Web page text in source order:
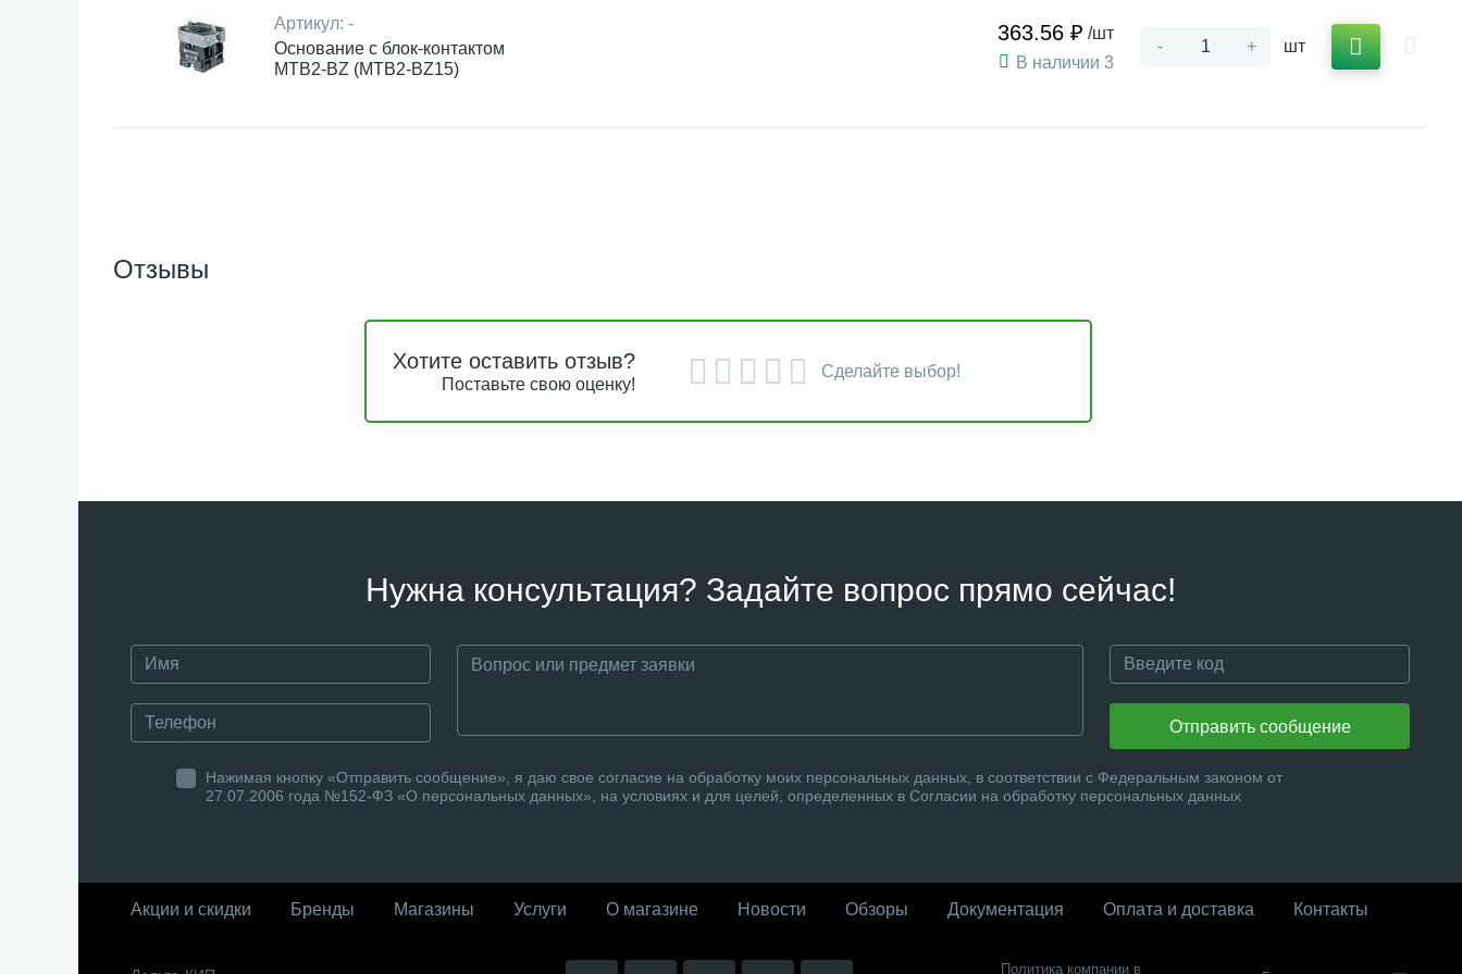
Артикул: -
Основание с блок-контактом
MTB2-BZ (MTB2-BZ15)
363.56 ₽ /шт
В наличии 3
- + шт
Отзывы
Хотите оставить отзыв?
Поставьте свою оценку!
Сделайте выбор!
Нужна консультация? Задайте вопрос прямо сейчас!
Отправить сообщение
Нажимая кнопку «Отправить сообщение», я даю свое согласие на обработку моих персональных данных, в соответствии с Федеральным законом от
27.07.2006 года №152-ФЗ «О персональных данных», на условиях и для целей, определенных в Согласии на обработку персональных данных
Акции и скидки Бренды Магазины Услуги О магазине Новости Обзоры Документация Оплата и доставка Контакты
Политика компании в